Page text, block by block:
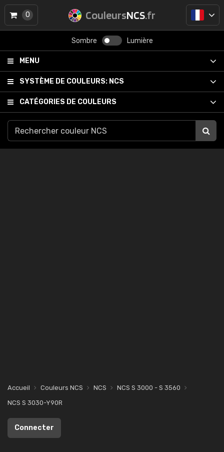
CouleursNCS.fr
Sombre Lumière
MENU
SYSTÈME DE COULEURS: NCS
CATÉGORIES DE COULEURS
0
Accueil Couleurs NCS NCS
NCS S 3000 - S 3560
NCS S 3030-Y90R
Connecter